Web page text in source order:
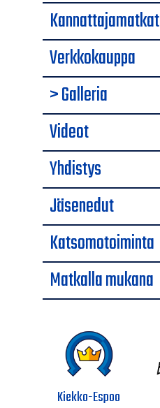
Kannattajamatkat
Verkkokauppa
> Galleria
Videot
Yhdistys
Jäsenedut
Katsomotoiminta
Matkalla mukana
Kiekko-Espoo